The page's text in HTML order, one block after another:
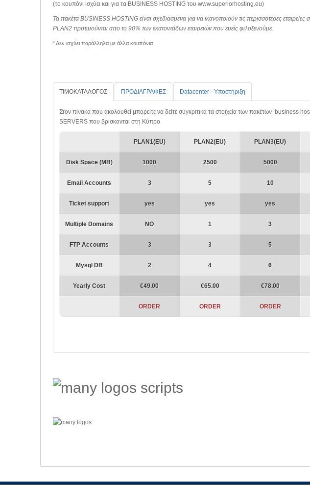
(το κουπόνι ισχύει και για τα BUSINESS HOSTING του www.superiorhosting.eu)
Τα πακέτα BUSINESS HOSTING είναι σχεδιασμένα για να ικανοποιούν τις περισσότερες
PLAN2 προτιμούνται απο το 90% των εκατοντάδων εταιρειών που εμείς φιλοξενούμε.
* Δεν ισχύει παράλληλα με άλλα κουπόνια
ΤΙΜΟΚΑΤΑΛΟΓΟΣ ΠΡΟΔΙΑΓΡΑΦΕΣ Datacenter - Υποστήριξη
Στον πίνακα που ακολουθεί μπορείτε να δείτε συγκριτικά τα στοιχεία των πακέτων
SERVERS που βρίσκονται στη Κύπρο
Disk Space (MB)
Email Accounts
Ticket support
Multiple Domains
FTP Accounts
Mysql DB
Yearly Cost
PLAN1(EU)
1000
3
yes
NO
3
2
€49.00
ORDER
PLAN2(EU)
2500
5
yes
1
3
4
€65.00
ORDER
PLAN3(EU)
5000
10
yes
3
5
6
€78.00
ORDER